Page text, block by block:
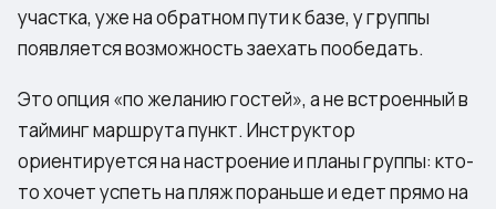
участка, уже на обратном пути к базе, у группы
появляется возможность заехать пообедать.
Это опция «по желанию гостей», а не встроенный в
тайминг маршрута пункт. Инструктор
ориентируется на настроение и планы группы: кто-
то хочет успеть на пляж пораньше и едет прямо на